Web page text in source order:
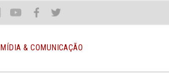
You Face Twit
MÍDIA & COMUNICAÇÃO